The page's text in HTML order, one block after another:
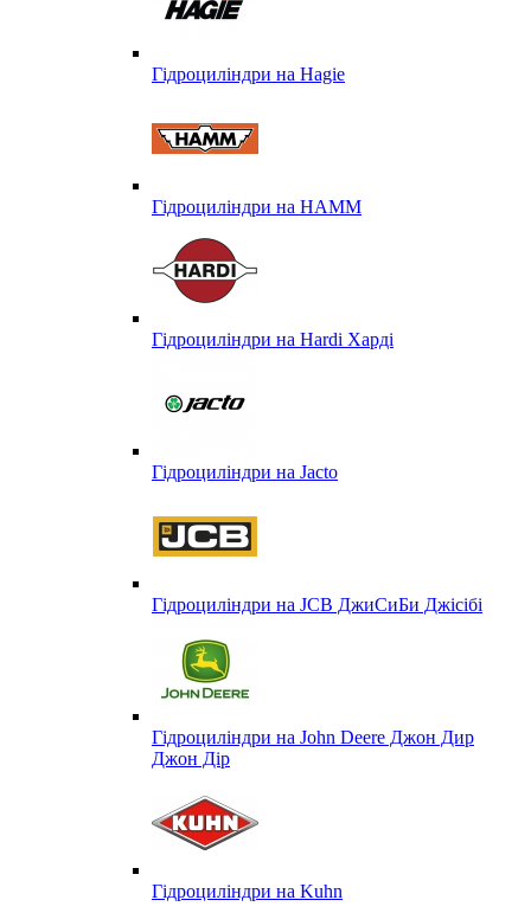
Гідроциліндри на Hagie
Гідроциліндри на HAMM
Гідроциліндри на Hardi Харді
Гідроциліндри на Jacto
Гідроциліндри на JCB ДжиСиБи Джісібі
Гідроциліндри на John Deere Джон Дир
Джон Дір
Гідроциліндри на Kuhn